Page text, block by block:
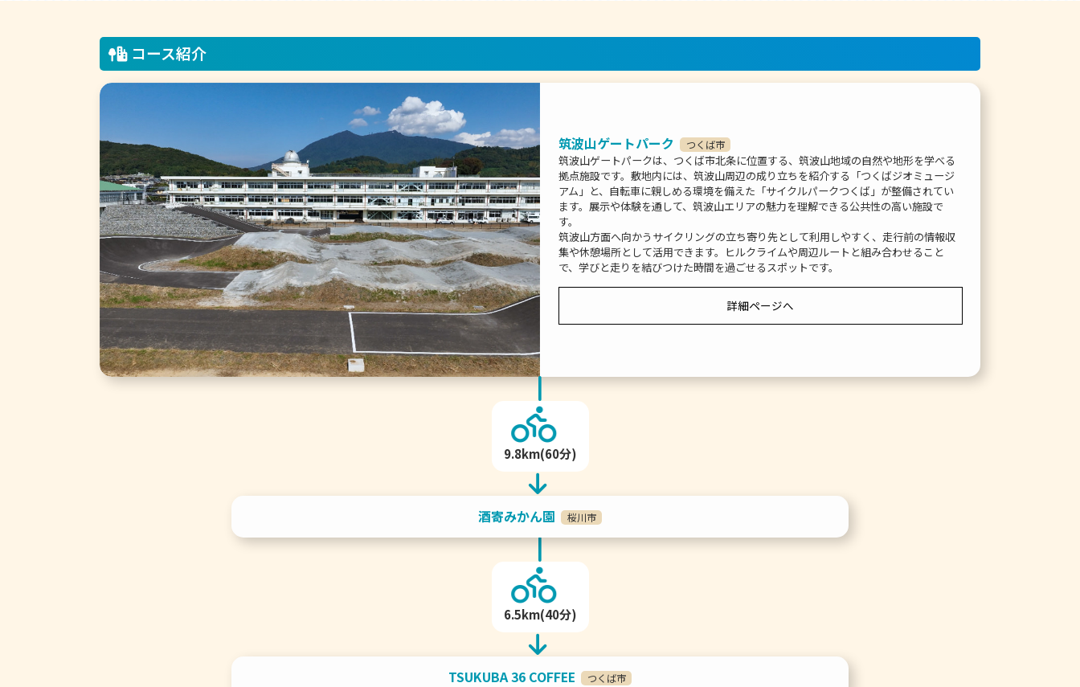
コース紹介
筑波山ゲートパーク つくば市
筑波山ゲートパークは、つくば市北条に位置する、筑波山地域の自然や地形を学べる
拠点施設です。敷地内には、筑波山周辺の成り立ちを紹介する「つくばジオミュージ
アム」と、自転車に親しめる環境を備えた「サイクルパークつくば」が整備されてい
ます。展示や体験を通して、筑波山エリアの魅力を理解できる公共性の高い施設で
す。
筑波山方面へ向かうサイクリングの立ち寄り先として利用しやすく、走行前の情報収
集や休憩場所として活用できます。ヒルクライムや周辺ルートと組み合わせること
で、学びと走りを結びつけた時間を過ごせるスポットです。
詳細ページへ
9.8km(60分)
酒寄みかん園 桜川市
6.5km(40分)
TSUKUBA 36 COFFEE つくば市